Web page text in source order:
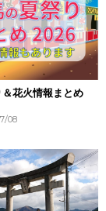
花火情報まとめ
08